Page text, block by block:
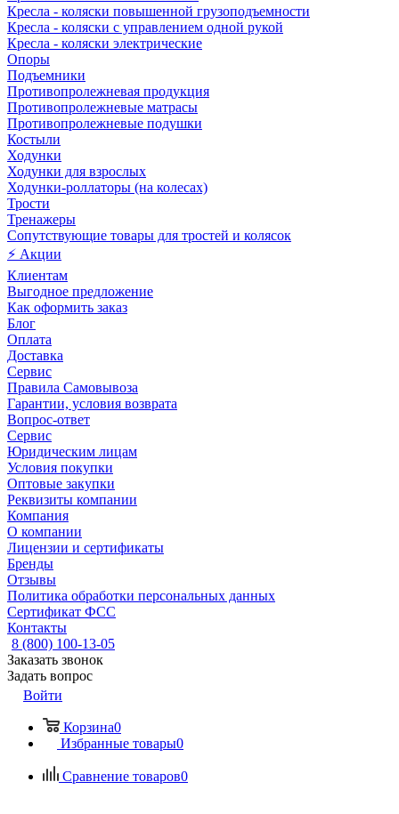
Кресла - коляски повышенной грузоподъемности
Кресла - коляски с управлением одной рукой
Кресла - коляски электрические
Опоры
Подъемники
Противопролежневая продукция
Противопролежневые матрасы
Противопролежневые подушки
Костыли
Ходунки
Ходунки для взрослых
Ходунки-роллаторы (на колесах)
Трости
Тренажеры
Сопутствующие товары для тростей и колясок
⚡ Акции
Клиентам
Выгодное предложение
Как оформить заказ
Блог
Оплата
Доставка
Сервис
Правила Самовывоза
Гарантии, условия возврата
Вопрос-ответ
Сервис
Юридическим лицам
Условия покупки
Оптовые закупки
Реквизиты компании
Компания
О компании
Лицензии и сертификаты
Бренды
Отзывы
Политика обработки персональных данных
Сертификат ФСС
Контакты
8 (800) 100-13-05
Заказать звонок
Задать вопрос
Войти
Корзина0
Избранные товары0
Сравнение товаров0